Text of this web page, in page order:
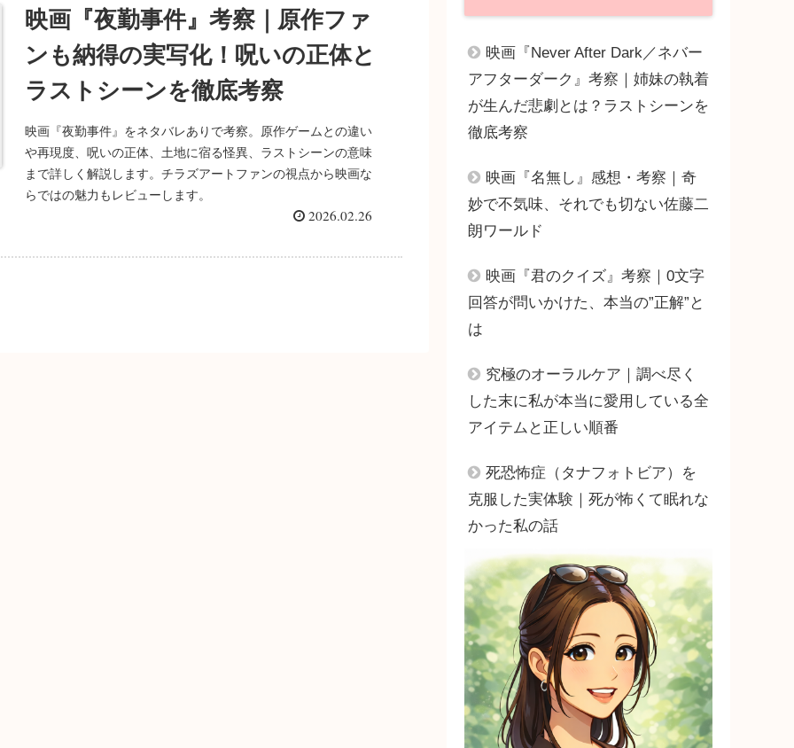
映画『夜勤事件』考察｜原作ファ
ンも納得の実写化！呪いの正体と
ラストシーンを徹底考察
映画『夜勤事件』をネタバレありで考察。原作ゲームとの違い
や再現度、呪いの正体、土地に宿る怪異、ラストシーンの意味
まで詳しく解説します。チラズアートファンの視点から映画な
らではの魅力もレビューします。
2026.02.26
映画『Never After Dark／ネバー
アフターダーク』考察｜姉妹の執着
が生んだ悲劇とは？ラストシーンを
徹底考察
映画『名無し』感想・考察｜奇
妙で不気味、それでも切ない佐藤二
朗ワールド
映画『君のクイズ』考察｜0文字
回答が問いかけた、本当の”正解”と
は
究極のオーラルケア｜調べ尽く
した末に私が本当に愛用している全
アイテムと正しい順番
死恐怖症（タナフォトビア）を
克服した実体験｜死が怖くて眠れな
かった私の話